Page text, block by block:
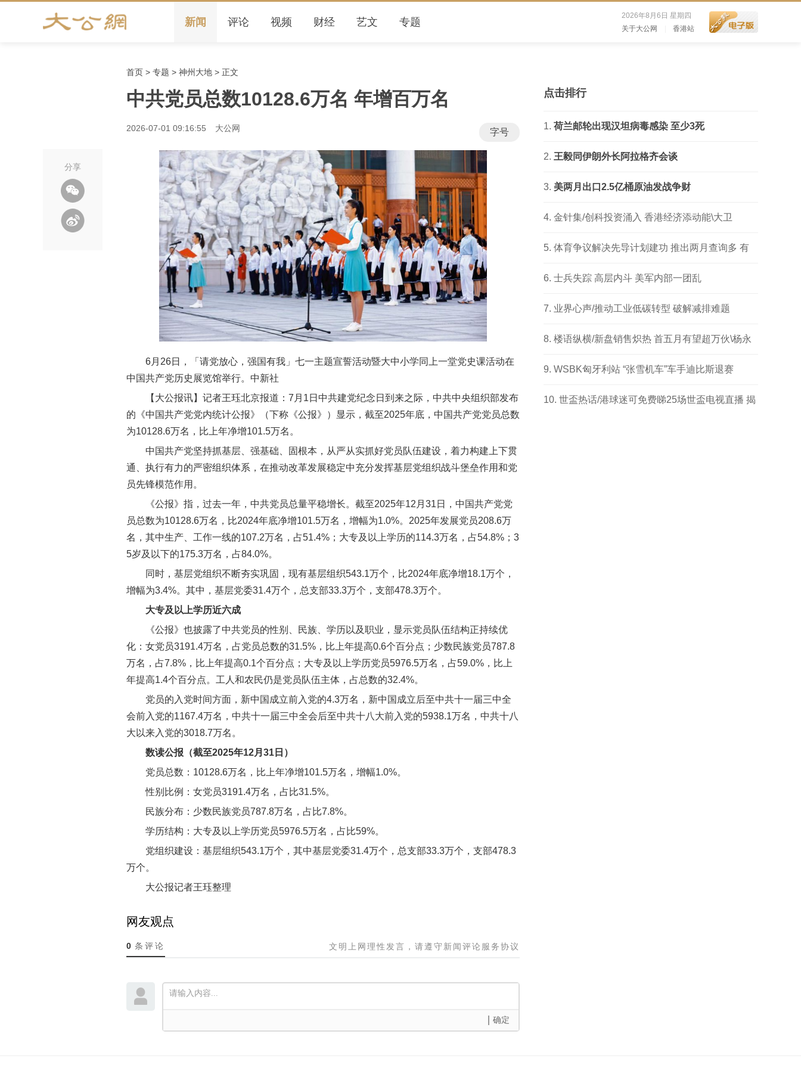
2026年8月6日 星期四
关于大公网
香港站
新闻 评论 视频 财经 艺文 专题
首页 > 专题 > 神州大地 > 正文
中共党员总数10128.6万名 年增百万名
2026-07-01 09:16:55 大公网 字号
分享
6月26日，「请党放心，强国有我」七一主题宣誓活动暨大中小学同上一堂党史课活动在
中国共产党历史展览馆举行。中新社
【大公报讯】记者王珏北京报道：7月1日中共建党纪念日到来之际，中共中央组织部发布
的《中国共产党党内统计公报》（下称《公报》）显示，截至2025年底，中国共产党党员总数
为10128.6万名，比上年净增101.5万名。
中国共产党坚持抓基层、强基础、固根本，从严从实抓好党员队伍建设，着力构建上下贯
通、执行有力的严密组织体系，在推动改革发展稳定中充分发挥基层党组织战斗堡垒作用和党
员先锋模范作用。
《公报》指，过去一年，中共党员总量平稳增长。截至2025年12月31日，中国共产党党
员总数为10128.6万名，比2024年底净增101.5万名，增幅为1.0%。2025年发展党员208.6万
名，其中生产、工作一线的107.2万名，占51.4%；大专及以上学历的114.3万名，占54.8%；3
5岁及以下的175.3万名，占84.0%。
同时，基层党组织不断夯实巩固，现有基层组织543.1万个，比2024年底净增18.1万个，
增幅为3.4%。其中，基层党委31.4万个，总支部33.3万个，支部478.3万个。
大专及以上学历近六成
《公报》也披露了中共党员的性别、民族、学历以及职业，显示党员队伍结构正持续优
化：女党员3191.4万名，占党员总数的31.5%，比上年提高0.6个百分点；少数民族党员787.8
万名，占7.8%，比上年提高0.1个百分点；大专及以上学历党员5976.5万名，占59.0%，比上
年提高1.4个百分点。工人和农民仍是党员队伍主体，占总数的32.4%。
党员的入党时间方面，新中国成立前入党的4.3万名，新中国成立后至中共十一届三中全
会前入党的1167.4万名，中共十一届三中全会后至中共十八大前入党的5938.1万名，中共十八
大以来入党的3018.7万名。
数读公报（截至2025年12月31日）
党员总数：10128.6万名，比上年净增101.5万名，增幅1.0%。
性别比例：女党员3191.4万名，占比31.5%。
民族分布：少数民族党员787.8万名，占比7.8%。
学历结构：大专及以上学历党员5976.5万名，占比59%。
党组织建设：基层组织543.1万个，其中基层党委31.4万个，总支部33.3万个，支部478.3
万个。
大公报记者王珏整理
网友观点
0 条评论 文明上网理性发言，请遵守新闻评论服务协议
确定
点击排行
荷兰邮轮出现汉坦病毒感染 至少3死
王毅同伊朗外长阿拉格齐会谈
美两月出口2.5亿桶原油发战争财
金针集/创科投资涌入 香港经济添动能\大卫
体育争议解决先导计划建功 推出两月查询多 有
成功个案
士兵失踪 高层内斗 美军内部一团乱
业界心声/推动工业低碳转型 破解减排难题
楼语纵横/新盘销售炽热 首五月有望超万伙\杨永
健 WSBK匈牙利站 “张雪机车”车手迪比斯退赛
世盃热话/港球迷可免费睇25场世盃电视直播 揭